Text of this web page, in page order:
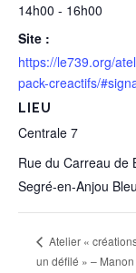
14h00 - 16h00
Site :
https://le739.org/
pack-creactifs/
LIEU
Centrale 7
Rue du Carreau de
Segré-en-Anjou Bleu
Atelier «
un défilé » –